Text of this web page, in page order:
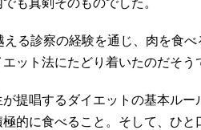
も真剣そのものでした。
える診察の経験を通じ、肉を食べ
ット法にたどり着いたのだそう
提唱するダイエットの基本ル
極的に食べること。そして、ひ